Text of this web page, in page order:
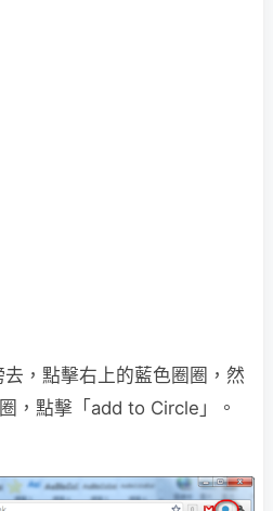
，點擊右上的藍色圈圈，然
，點擊「add to Circle」。